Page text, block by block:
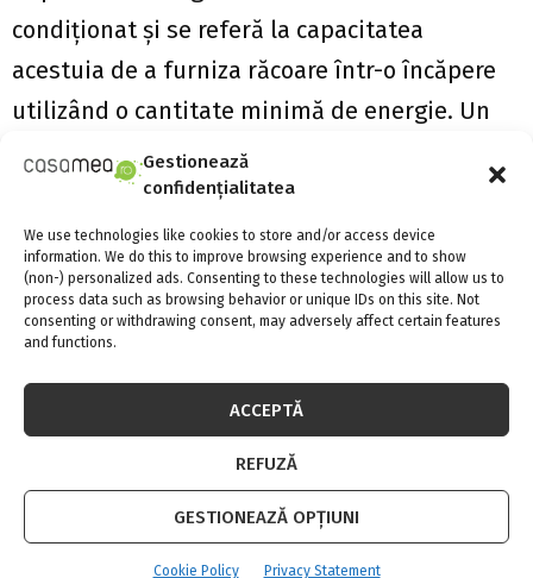
Gestionează
confidențialitatea
We use technologies like cookies to store and/or access device
information. We do this to improve browsing experience and to show
(non-) personalized ads. Consenting to these technologies will allow us to
process data such as browsing behavior or unique IDs on this site. Not
consenting or withdrawing consent, may adversely affect certain features
and functions.
ACCEPTĂ
REFUZĂ
GESTIONEAZĂ OPȚIUNI
Cookie Policy Privacy Statement
condiționat și se referă la capacitatea
acestuia de a furniza răcoare într-o încăpere
utilizând o cantitate minimă de energie. Un
aparat eficient din punct de vedere energetic
poate reduce costurile cu energia, deoarece
consumă mai puțină energie pentru a răci o
anumită încăpere. De asemenea, un astfel de
aparat are un impact pozitiv asupra mediului,
deoarece reduce emisiile de gaze cu efect de
seră.
Pentru a evalua eficiența energetică a unui
sistem de aer condiționat, există diverse